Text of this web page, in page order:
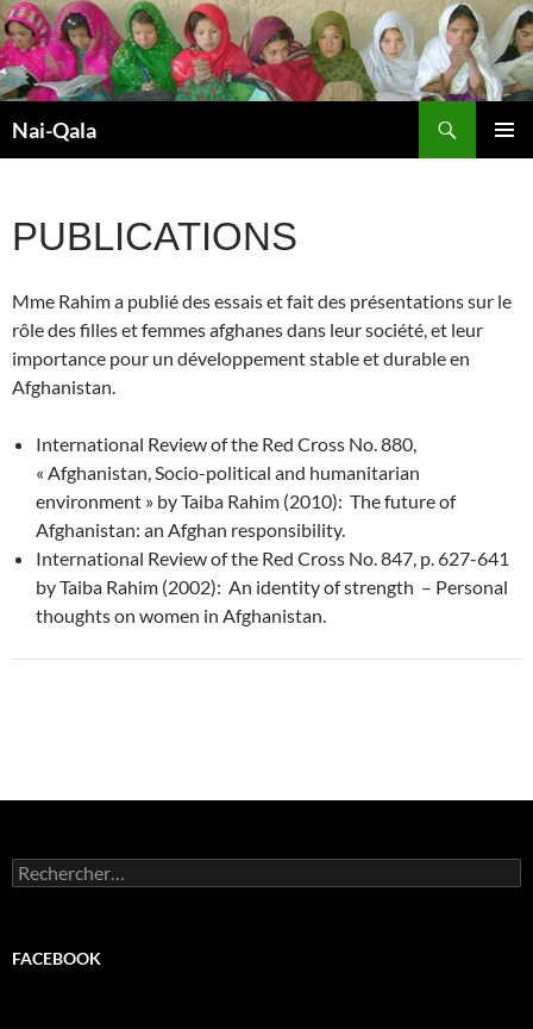
Aller
au
contenu
Nai-Qala
PUBLICATIONS
Mme Rahim a publié des essais et fait des présentations sur le
rôle des filles et femmes afghanes dans leur société, et leur
importance pour un développement stable et durable en
Afghanistan.
International Review of the Red Cross No. 880,
« Afghanistan, Socio-political and humanitarian
environment » by Taiba Rahim (2010): The future of
Afghanistan: an Afghan responsibility.
International Review of the Red Cross No. 847, p. 627-641
by Taiba Rahim (2002): An identity of strength – Personal
thoughts on women in Afghanistan.
Rechercher :
FACEBOOK